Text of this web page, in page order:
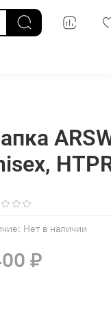
Нет в наличии
₽